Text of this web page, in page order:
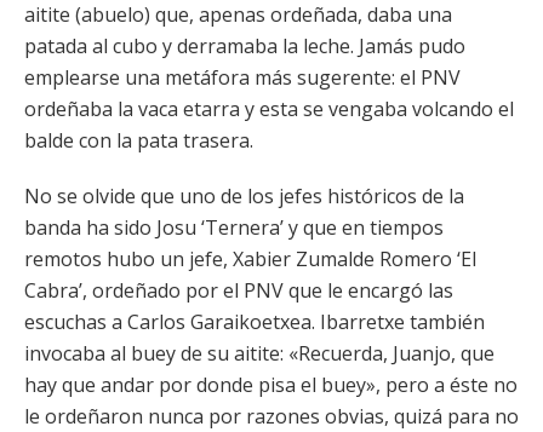
aitite (abuelo) que, apenas ordeñada, daba una
patada al cubo y derramaba la leche. Jamás pudo
emplearse una metáfora más sugerente: el PNV
ordeñaba la vaca etarra y esta se vengaba volcando el
balde con la pata trasera.
No se olvide que uno de los jefes históricos de la
banda ha sido Josu ‘Ternera’ y que en tiempos
remotos hubo un jefe, Xabier Zumalde Romero ‘El
Cabra’, ordeñado por el PNV que le encargó las
escuchas a Carlos Garaikoetxea. Ibarretxe también
invocaba al buey de su aitite: «Recuerda, Juanjo, que
hay que andar por donde pisa el buey», pero a éste no
le ordeñaron nunca por razones obvias, quizá para no